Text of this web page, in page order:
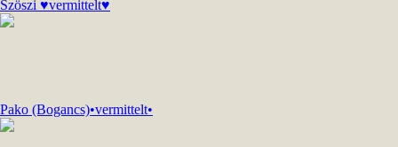
Szöszi ♥vermittelt♥
Pako (Bogancs)•vermittelt•